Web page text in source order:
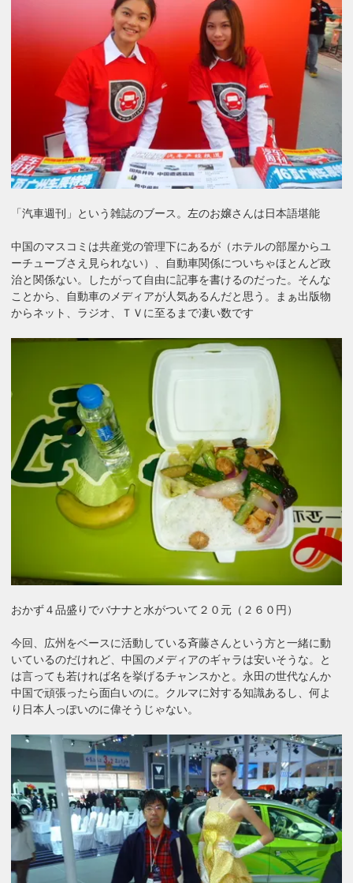
「汽車週刊」という雑誌のブース。左のお嬢さんは日本語堪能
中国のマスコミは共産党の管理下にあるが（ホテルの部屋からユ
ーチューブさえ見られない）、自動車関係についちゃほとんど政
治と関係ない。したがって自由に記事を書けるのだった。そんな
ことから、自動車のメディアが人気あるんだと思う。まぁ出版物
からネット、ラジオ、ＴＶに至るまで凄い数です
おかず４品盛りでバナナと水がついて２０元（２６０円）
今回、広州をベースに活動している斉藤さんという方と一緒に動
いているのだけれど、中国のメディアのギャラは安いそうな。と
は言っても若ければ名を挙げるチャンスかと。永田の世代なんか
中国で頑張ったら面白いのに。クルマに対する知識あるし、何よ
り日本人っぽいのに偉そうじゃない。